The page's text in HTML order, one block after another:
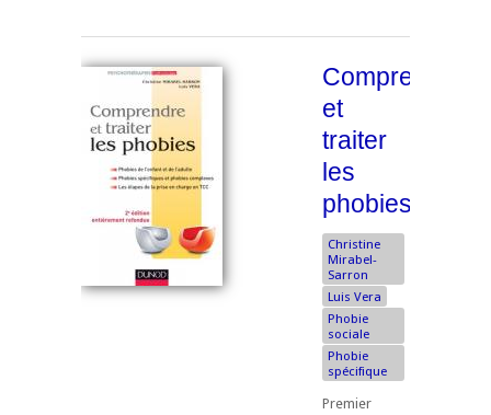
Comprendre
et
traiter
les
phobies
Christine
Mirabel-
Sarron
Luis Vera
Phobie
sociale
Phobie
spécifique
Premier